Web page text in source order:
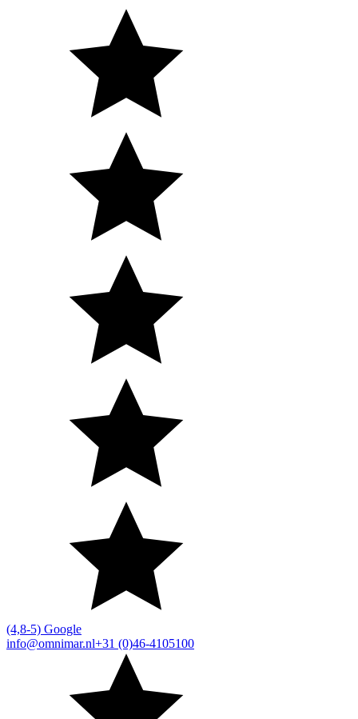
(4,8-5) Google
info@omnimar.nl+31 (0)46-4105100